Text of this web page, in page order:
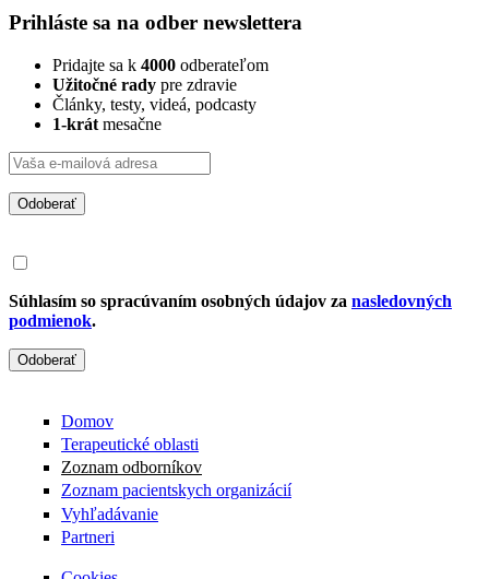
Prihláste sa na odber newslettera
Pridajte sa k 4000 odberateľom
Užitočné rady pre zdravie
Články, testy, videá, podcasty
1-krát mesačne
Odoberať
Súhlasím so spracúvaním osobných údajov za nasledovných
podmienok.
Odoberať
Domov
Terapeutické oblasti
Zoznam odborníkov
Zoznam pacientskych organizácií
Vyhľadávanie
Partneri